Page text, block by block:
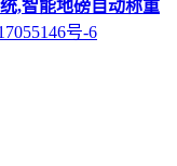
,智能地磅自动称重
号-6